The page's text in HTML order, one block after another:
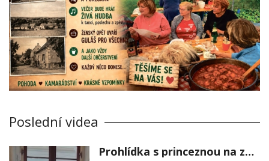
Poslední videa
Prohlídka s princeznou na zámku Stekník